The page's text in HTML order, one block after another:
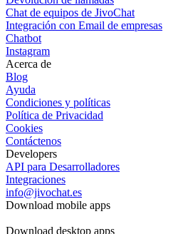
Chat de equipos de JivoChat
Integración con Email de empresas
Chatbot
Instagram
Acerca de
Blog
Ayuda
Condiciones y políticas
Política de Privacidad
Cookies
Contáctenos
Developers
API para Desarrolladores
Integraciones
info@jivochat.es
Download mobile apps
Download desktop apps